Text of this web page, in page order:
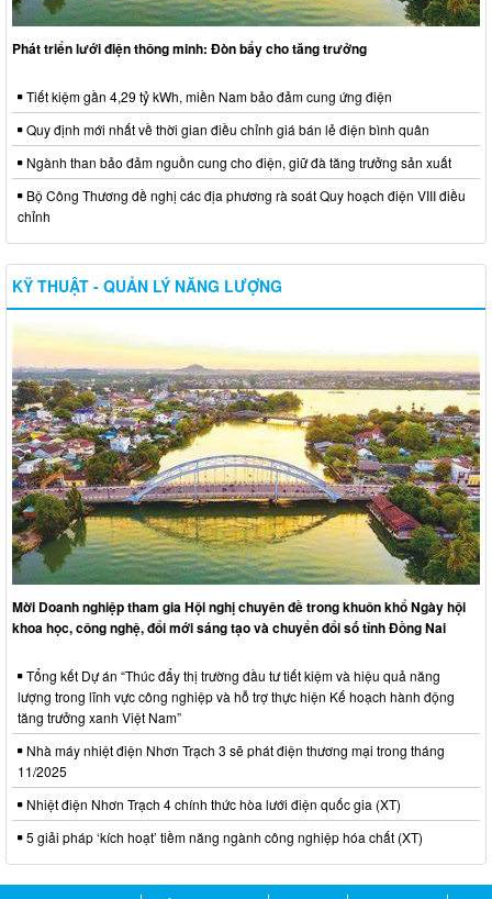
Phát triển lưới điện thông minh: Đòn bẩy cho tăng trưởng
Tiết kiệm gần 4,29 tỷ kWh, miền Nam bảo đảm cung ứng điện
Quy định mới nhất về thời gian điều chỉnh giá bán lẻ điện bình quân
Ngành than bảo đảm nguồn cung cho điện, giữ đà tăng trưởng sản xuất
Bộ Công Thương đề nghị các địa phương rà soát Quy hoạch điện VIII điều
chỉnh
KỸ THUẬT - QUẢN LÝ NĂNG LƯỢNG
Mời Doanh nghiệp tham gia Hội nghị chuyên đề trong khuôn khổ Ngày hội
khoa học, công nghệ, đổi mới sáng tạo và chuyển đổi số tỉnh Đồng Nai
Tổng kết Dự án “Thúc đẩy thị trường đầu tư tiết kiệm và hiệu quả năng
lượng trong lĩnh vực công nghiệp và hỗ trợ thực hiện Kế hoạch hành động
tăng trưởng xanh Việt Nam”
Nhà máy nhiệt điện Nhơn Trạch 3 sẽ phát điện thương mại trong tháng
11/2025
Nhiệt điện Nhơn Trạch 4 chính thức hòa lưới điện quốc gia (XT)
5 giải pháp ‘kích hoạt’ tiềm năng ngành công nghiệp hóa chất (XT)